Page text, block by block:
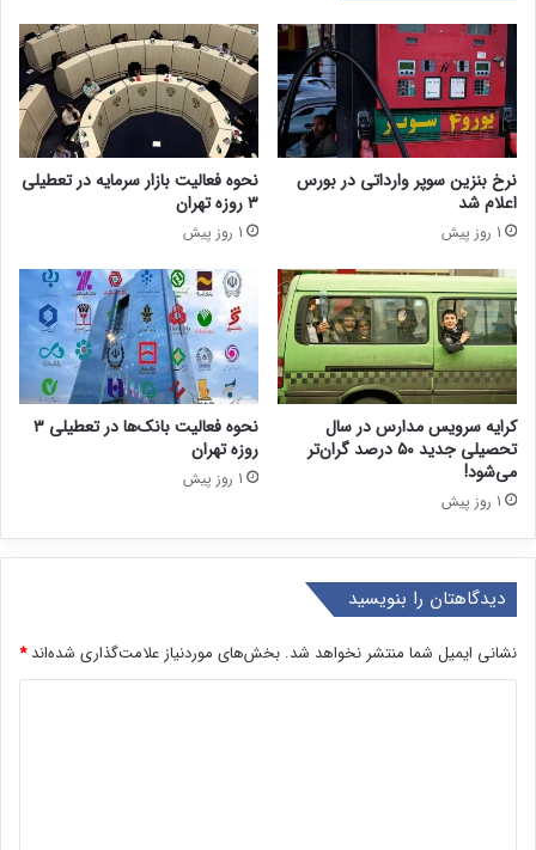
نرخ بنزین سوپر وارداتی در بورس
اعلام شد
1 روز پیش
نحوه فعالیت بازار سرمایه در تعطیلی
۳ روزه تهران
1 روز پیش
کرایه سرویس مدارس در سال
تحصیلی جدید ۵۰ درصد گران‌تر
می‌شود!
1 روز پیش
نحوه فعالیت بانک‌ها در تعطیلی ۳
روزه تهران
1 روز پیش
دیدگاهتان را بنویسید
نشانی ایمیل شما منتشر نخواهد شد. بخش‌های موردنیاز علامت‌گذاری شده‌اند*